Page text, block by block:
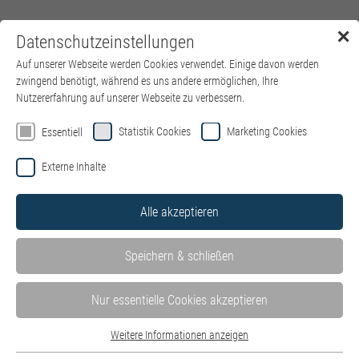
Menü
Willkommen auf der Jobbörse von
kbo – Kliniken des Bezirks
Oberbayern
Hier finden Sie alle Stellenangebote in unseren Kliniken und
Einrichtungen – wohnortnah in ganz Oberbayern. Mit Klick auf
die einzelnen Kliniken können Sie die dort ausgeschriebenen
Stellenangebote ganz einfach filtern.
Stellen der IT des Bezirks Oberbayern GmbH finden Sie hier auf
Website der IT.
Wir freuen uns über Ihre Bewerbung – unabhängig von Ihrer
kulturellen und sozialen Herkunft, von Alter, Religion,
✕
Datenschutzeinstellungen
Auf unserer Webseite werden Cookies verwendet. Einige davon werden
zwingend benötigt, während es uns andere ermöglichen, Ihre
Nutzererfahrung auf unserer Webseite zu verbessern.
Essentiell Statistik Cookies Marketing Cookies
Externe Inhalte
Alle akzeptieren
Speichern & schließen
Nur essentielle Cookies akzeptieren
Weitere Informationen anzeigen